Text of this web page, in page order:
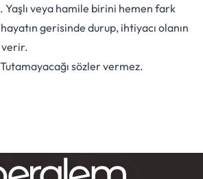
veya hamile birini hemen fark
gerisinde durup, ihtiyacı olanın
verir.
sözler vermez.